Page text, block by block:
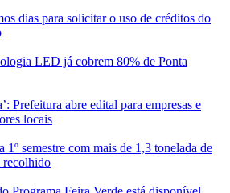
dias para solicitar o uso de créditos do
LED já cobrem 80% de Ponta
Prefeitura abre edital para empresas e
locais
1º semestre com mais de 1,3 tonelada de
recolhido